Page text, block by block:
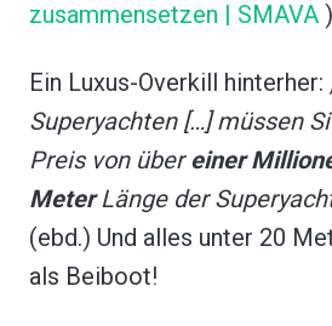
zusammensetzen | SMAVA )
Ein Luxus-Overkill hinterher:
Superyachten […] müssen
Preis von übereiner
MeterLänge der
(ebd.) Und alles unter 20
als Beiboot!